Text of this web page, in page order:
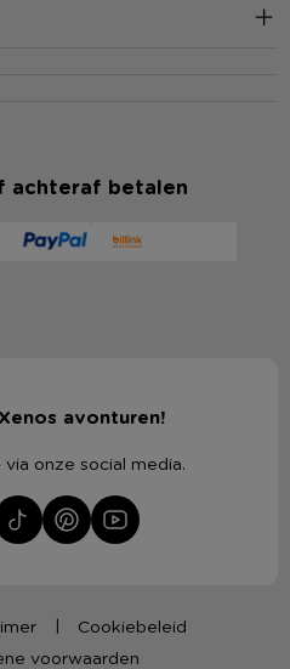
achteraf betalen
avonturen!
onze social media.
Cookiebeleid
voorwaarden